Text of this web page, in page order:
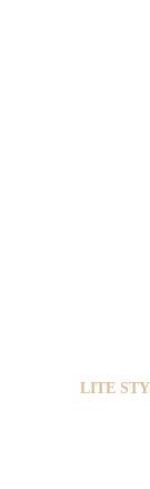
LITE